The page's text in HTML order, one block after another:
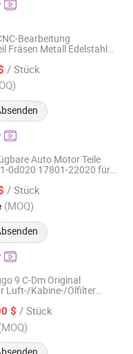
Bearbeitung
Fräsen Metall Edelstahl
/ Stück
Technology Co.,
2023
Auto Motor Teile
0d020 17801-22020 für
/ Stück
(MOQ)
Ltd.
9 C-Dm Original
Luft-/Kabine-/Ölfilter
Goldfelge
Tür
$ / Stück
Co., Ltd
2020